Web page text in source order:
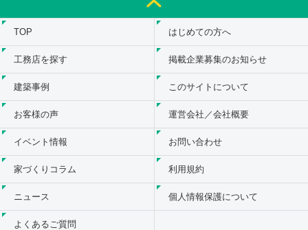
TOP
工務店を探す
建築事例
お客様の声
イベント情報
家づくりコラム
ニュース
よくあるご質問
はじめての方へ
掲載企業募集のお知らせ
このサイトについて
運営会社／会社概要
お問い合わせ
利用規約
個人情報保護について